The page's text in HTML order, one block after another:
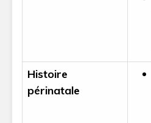
Histoire
périnatale